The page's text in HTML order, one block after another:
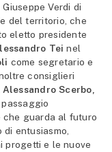
Verdi di
del territorio, che
eletto presidente
Teinel
come segretario e
consiglieri
Scerbo,
passaggio
che guarda al futuro
entusiasmo,
progetti e le nuove